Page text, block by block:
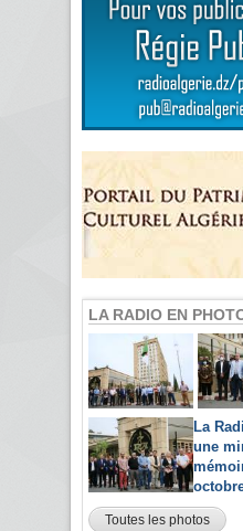
LA RADIO EN
La
une
Toutes les photos